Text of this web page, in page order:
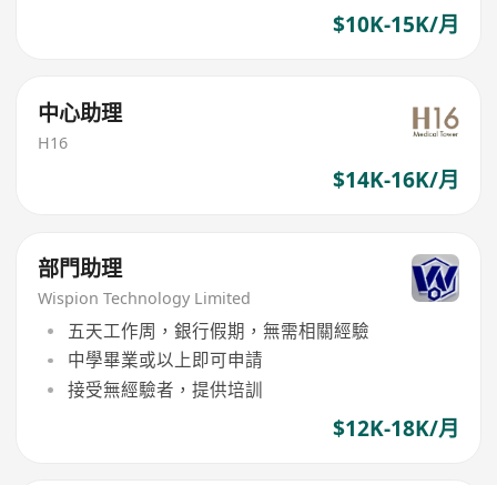
$10K-15K/月
中心助理
H16
$14K-16K/月
部門助理
Wispion Technology Limited
五天工作周，銀行假期，無需相關經驗
中學畢業或以上即可申請
接受無經驗者，提供培訓
$12K-18K/月